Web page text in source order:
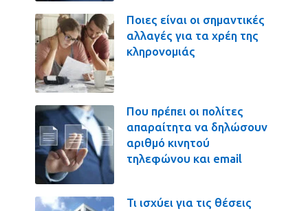
Ποιες είναι οι σημαντικές
αλλαγές για τα χρέη της
κληρονομιάς
Που πρέπει οι πολίτες
απαραίτητα να δηλώσουν
αριθμό κινητού
τηλεφώνου και email
Τι ισχύει για τις θέσεις